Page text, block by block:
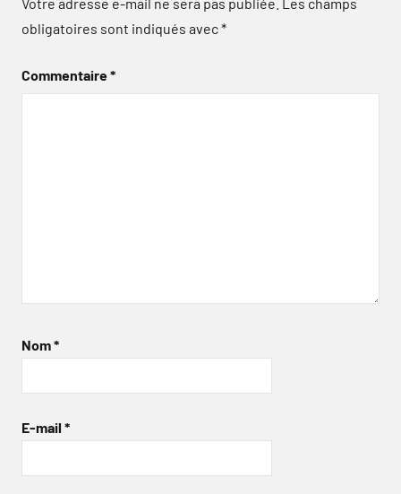
obligatoires sont indiqués avec*
Commentaire*
Nom*
E-mail *